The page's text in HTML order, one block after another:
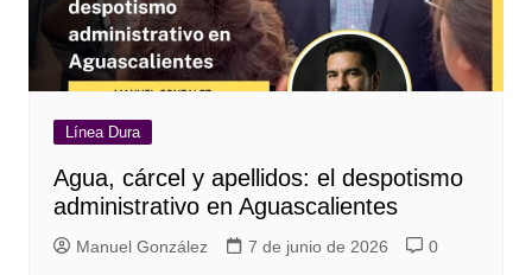
Línea Dura
Agua, cárcel y apellidos: el despotismo
administrativo en Aguascalientes
Manuel González 7 de junio de 2026 0